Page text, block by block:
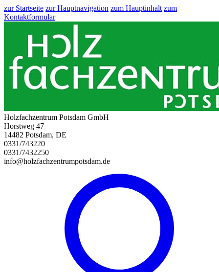
zur Startseite zur Hauptnavigation zum Hauptinhalt zum
Kontaktformular
Holzfachzentrum Potsdam GmbH
Horstweg 47
14482 Potsdam, DE
0331/743220
0331/7432250
info@holzfachzentrumpotsdam.de